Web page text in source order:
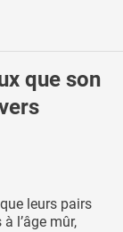
que son
leurs pairs
l’âge mûr,